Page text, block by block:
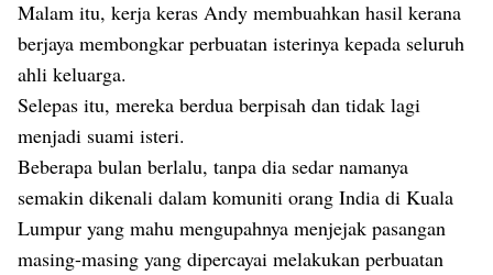
Malam itu, kerja keras Andy membuahkan hasil kerana
berjaya membongkar perbuatan isterinya kepada seluruh
ahli keluarga.
Selepas itu, mereka berdua berpisah dan tidak lagi
menjadi suami isteri.
Beberapa bulan berlalu, tanpa dia sedar namanya
semakin dikenali dalam komuniti orang India di Kuala
Lumpur yang mahu mengupahnya menjejak pasangan
masing-masing yang dipercayai melakukan perbuatan